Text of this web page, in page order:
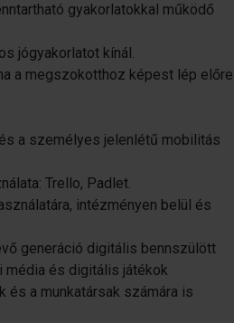
gyakorlatokkal működő
jógyakorlatot kínál.
a megszokotthoz képest lép előre
a személyes jelenlétű mobilitás
Trello, Padlet.
intézményen belül és
generáció digitális bennszülött
média és digitális játékok
és a munkatársak számára is